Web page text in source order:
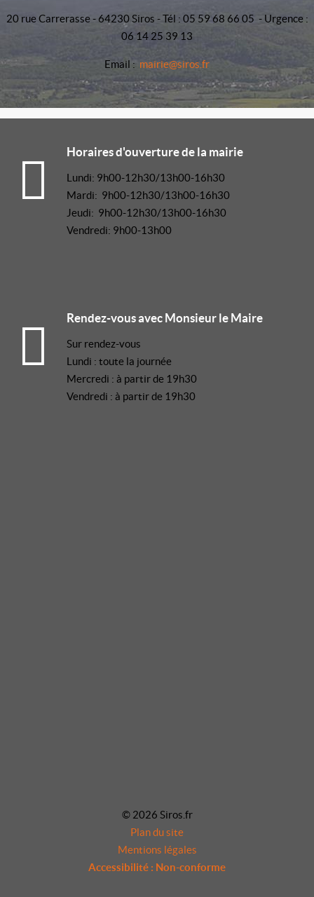
20 rue Carrerasse - 64230 Siros - Tél : 05 59 68 66 05 - Urgence :
06 14 25 39 13
Email : mairie@siros.fr
Horaires d'ouverture de la mairie
Lundi: 9h00-12h30/13h00-16h30
Mardi: 9h00-12h30/13h00-16h30
Jeudi: 9h00-12h30/13h00-16h30
Vendredi: 9h00-13h00
Rendez-vous avec Monsieur le Maire
Sur rendez-vous
Lundi : toute la journée
Mercredi : à partir de 19h30
Vendredi : à partir de 19h30
© 2026 Siros.fr
Plan du site
Mentions légales
Accessibilité : Non-conforme